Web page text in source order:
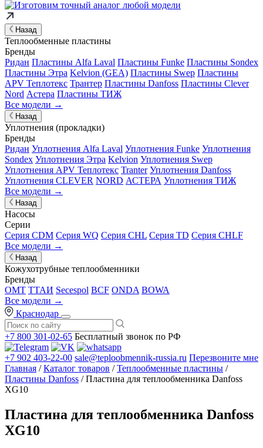
Назад
Теплообменные пластины
Бренды
Ридан Пластины Alfa Laval Пластины Funke Пластины Sondex
Пластины Этра Kelvion (GEA) Пластины Swep Пластины
APV Теплотекс Трантер Пластины Danfoss Пластины Clever
Nord Астера Пластины ТИЖ
Все модели →
Назад
Уплотнения (прокладки)
Бренды
Ридан Уплотнения Alfa Laval Уплотнения Funke Уплотнения
Sondex Уплотнения Этра Kelvion Уплотнения Swep
Уплотнения APV Теплотекс Tranter Уплотнения Danfoss
Уплотнения CLEVER NORD АСТЕРА Уплотнения ТИЖ
Все модели →
Назад
Насосы
Серии
Серия CDM Серия WQ Серия CHL Серия TD Серия CHLF
Все модели →
Назад
Кожухотрубные теплообменники
Бренды
OMT ТТАИ Secespol BCF ONDA BOWA
Все модели →
Краснодар
+7 800 301-02-65 Бесплатный звонок по РФ
+7 902 403-22-00 sale@teploobmennik-russia.ru Перезвоните мне
Главная /Каталог товаров /Теплообменные пластины /
Пластины Danfoss / Пластина для теплообменника Danfoss
XG10
Пластина для теплообменника Danfoss
XG10